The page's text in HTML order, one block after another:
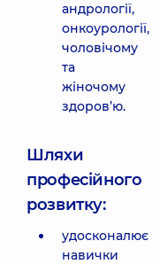
андрології,
онкоурології,
чоловічому
та
жіночому
здоров’ю.
Шляхи
професійного
розвитку:
удосконалює
навички